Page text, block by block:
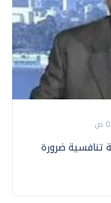
تنافسية ضرورة